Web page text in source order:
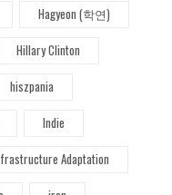
Hagyeon (학연)
Hillary Clinton
hiszpania
Indie
Adaptation